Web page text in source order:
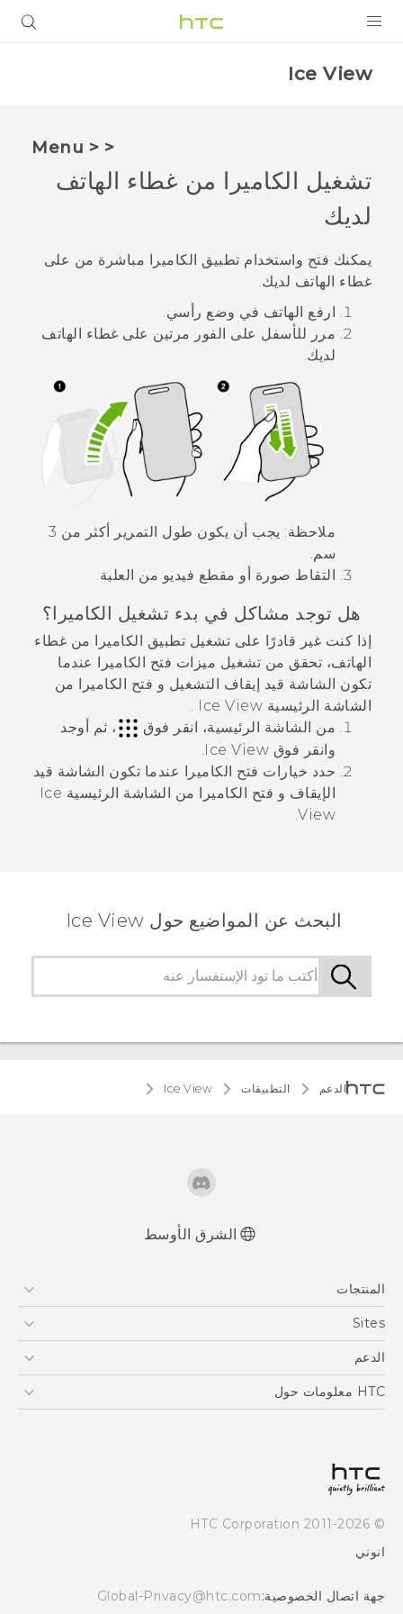
VIVERSE
الدعم
أجهزة HTC والملحقات
Ice View
< < Menu
تشغيل الكاميرا من غطاء الهاتف
لديك
يمكنك فتح واستخدام تطبيق الكاميرا مباشرة من على
غطاء الهاتف لديك.
ارفع الهاتف في وضع رأسي.
مرر للأسفل على الفور مرتين على غطاء الهاتف
لديك.
ملاحظة:
يجب أن يكون طول التمرير أكثر من 3
سم.
التقاط صورة أو مقطع فيديو من العلبة.
هل توجد مشاكل في بدء تشغيل الكاميرا؟
إذا كنت غير قادرًا على تشغيل تطبيق الكاميرا من غطاء
الهاتف، تحقق من تشغيل ميزات فتح الكاميرا عندما
تكون الشاشة قيد إيقاف التشغيل و فتح الكاميرا من
الشاشة الرئيسية Ice View
من الشاشة الرئيسية، انقر فوق
، ثم أوجد
وانقر فوق Ice View
.
حدد خيارات فتح الكاميرا عندما تكون الشاشة قيد
الإيقاف و
فتح الكاميرا من الشاشة الرئيسية Ice
View
.
البحث عن المواضيع حول Ice View
الدعم التطبيقات Ice View
الشرق الأوسط
المنتجات
5G
EXODUS
Sites
HTC Dev
الدعم
الدعم
HTC معلومات حول
سياسة الخصوصية
Careers
Security and Privacy Whitepaper
© 2011-2026 HTC Corporation
انوني
جهة اتصال الخصوصية:Global-Privacy@htc.com